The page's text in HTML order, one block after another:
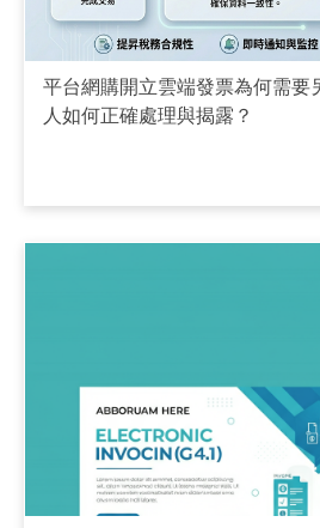
平台網購開立雲端發票為何需要
人如何正確處理與揭露？